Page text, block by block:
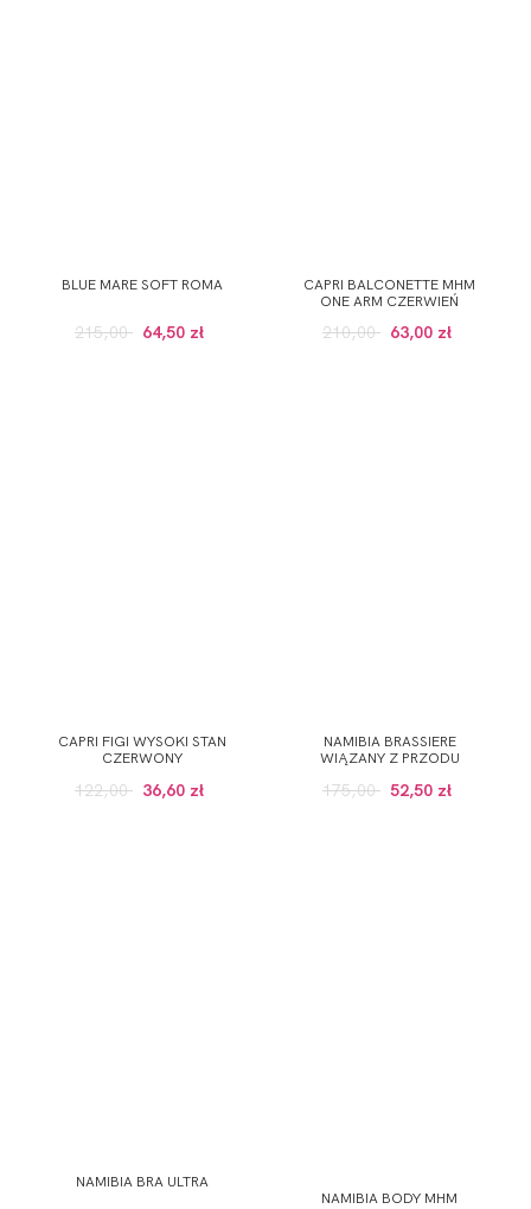
BLUE MARE SOFT ROMA
215,00 64,50 zł
CAPRI BALCONETTE MHM
ONE ARM CZERWIEŃ
210,00 63,00 zł
CAPRI FIGI WYSOKI STAN
CZERWONY
122,00 36,60 zł
NAMIBIA BRASSIERE
WIĄZANY Z PRZODU
175,00 52,50 zł
NAMIBIA BRA ULTRA
NAMIBIA BODY MHM